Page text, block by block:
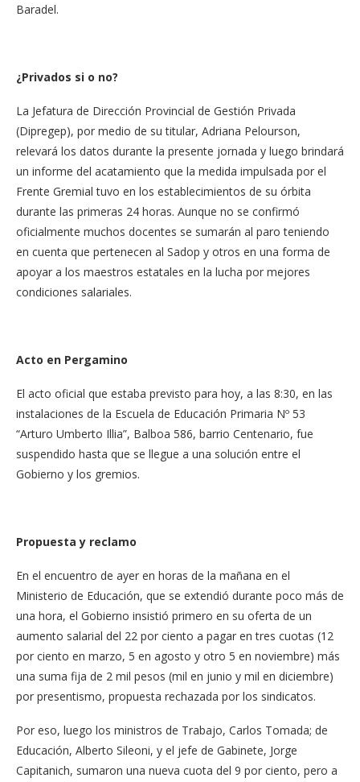
Baradel.
¿Privados si o no?
La Jefatura de Dirección Provincial de Gestión Privada
(Dipregep), por medio de su titular, Adriana Pelourson,
relevará los datos durante la presente jornada y luego brindará
un informe del acatamiento que la medida impulsada por el
Frente Gremial tuvo en los establecimientos de su órbita
durante las primeras 24 horas. Aunque no se confirmó
oficialmente muchos docentes se sumarán al paro teniendo
en cuenta que pertenecen al Sadop y otros en una forma de
apoyar a los maestros estatales en la lucha por mejores
condiciones salariales.
Acto en Pergamino
El acto oficial que estaba previsto para hoy, a las 8:30, en las
instalaciones de la Escuela de Educación Primaria Nº 53
“Arturo Umberto Illia”, Balboa 586, barrio Centenario, fue
suspendido hasta que se llegue a una solución entre el
Gobierno y los gremios.
Propuesta y reclamo
En el encuentro de ayer en horas de la mañana en el
Ministerio de Educación, que se extendió durante poco más de
una hora, el Gobierno insistió primero en su oferta de un
aumento salarial del 22 por ciento a pagar en tres cuotas (12
por ciento en marzo, 5 en agosto y otro 5 en noviembre) más
una suma fija de 2 mil pesos (mil en junio y mil en diciembre)
por presentismo, propuesta rechazada por los sindicatos.
Por eso, luego los ministros de Trabajo, Carlos Tomada; de
Educación, Alberto Sileoni, y el jefe de Gabinete, Jorge
Capitanich, sumaron una nueva cuota del 9 por ciento, pero a